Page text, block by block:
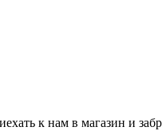
к нам в магазин и